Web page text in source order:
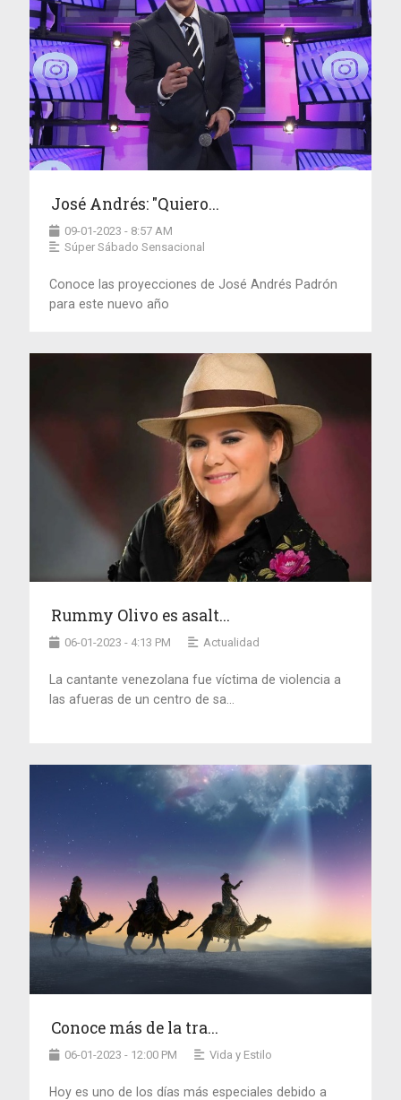
José Andrés: "Quiero...
09-01-2023 - 8:57 AM
Súper Sábado Sensacional
Conoce las proyecciones de José Andrés Padrón
para este nuevo año
Rummy Olivo es asalt...
06-01-2023 - 4:13 PM Actualidad
La cantante venezolana fue víctima de violencia a
las afueras de un centro de sa...
Conoce más de la tra...
06-01-2023 - 12:00 PM Vida y Estilo
Hoy es uno de los días más especiales debido a